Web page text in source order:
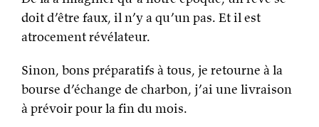
doit d’être faux, il n’y a qu’un pas. Et il est
atrocement révélateur.
Sinon, bons préparatifs à tous, je retourne à la
bourse d’échange de charbon, j’ai une livraison
à prévoir pour la fin du mois.